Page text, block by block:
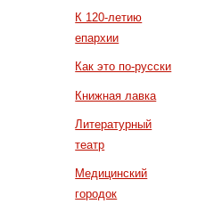
К 120-летию
епархии
Как это по-русски
Книжная лавка
Литературный
театр
Медицинский
городок